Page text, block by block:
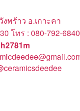
พร้าว อ.เกาะคา
โทร : 080-792-6840